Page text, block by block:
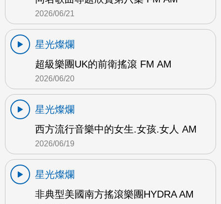
2026/06/21
星光燦爛
超級樂團UK的前衛搖滾 FM AM
2026/06/20
星光燦爛
西方流行音樂中的女生.女孩.女人 AM
2026/06/19
星光燦爛
非典型美國南方搖滾樂團HYDRA AM